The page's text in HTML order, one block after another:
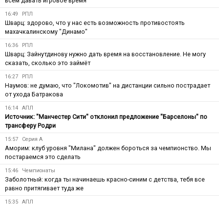
16:49 РПЛ
Шварц: здорово, что у нас есть возможность противостоять
махачкалинскому "Динамо"
16:36 РПЛ
Шварц: Зайнутдинову нужно дать время на восстановление. Не могу
сказать, сколько это займёт
16:27 РПЛ
Наумов: не думаю, что "Локомотив" на дистанции сильно пострадает
от ухода Батракова
16:14 АПЛ
Источник: "Манчестер Сити" отклонил предложение "Барселоны" по
трансферу Родри
15:57 Серия А
Аморим: клуб уровня "Милана" должен бороться за чемпионство. Мы
постараемся это сделать
15:46 Чемпионаты
Заболотный: когда ты начинаешь красно-синим с детства, тебя все
равно притягивает туда же
15:35 АПЛ